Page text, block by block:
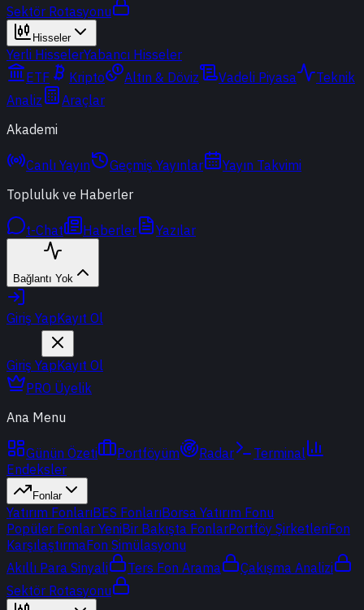
Sektör Rotasyonu
Hisseler
Yerli HisselerYabancı Hisseler
ETF
Kripto Altın & Döviz Vadeli Piyasa
Teknik
Analiz
Araçlar
Akademi
Canlı Yayın Geçmiş Yayınlar
Yayın Takvimi
Topluluk ve Haberler
t-Chat Haberler Yazılar
Bağlantı Yok
Giriş YapKayıt Ol
Giriş YapKayıt Ol
PRO Üyelik
Ana Menu
Günün Özeti Portföyüm Radar
Terminal
Endeksler
Fonlar
Yatırım FonlarıBES FonlarıBorsa Yatırım Fonu
Popüler Fonlar YeniBir Bakışta FonlarPortföy ŞirketleriFon
KarşılaştırmaFon Simülasyonu
Akıllı Para Sinyali
Ters Fon Arama
Çakışma Analizi
Sektör Rotasyonu